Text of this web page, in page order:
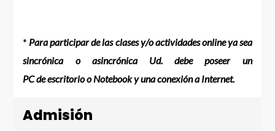
* Para participar de las clases y/o actividades online ya sea
sincrónica o asincrónica Ud. debe poseer un
PC de escritorio o Notebook y una conexión a Internet.
Admisión